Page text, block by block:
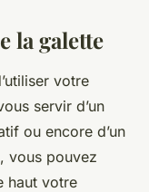
la galette
votre
servir d’un
ou encore d’un
vous pouvez
haut votre